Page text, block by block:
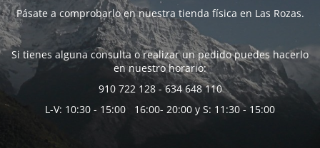
Pásate a comprobarlo en nuestra tienda física en Las Rozas.
Si tienes alguna consulta o realizar un pedido puedes hacerlo
en nuestro horario:
910 722 128 - 634 648 110
L-V: 10:30 - 15:00 16:00- 20:00 y S: 11:30 - 15:00